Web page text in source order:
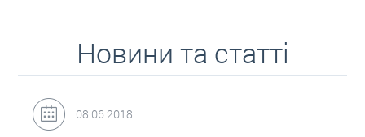
Новини та статті
31.05.2018